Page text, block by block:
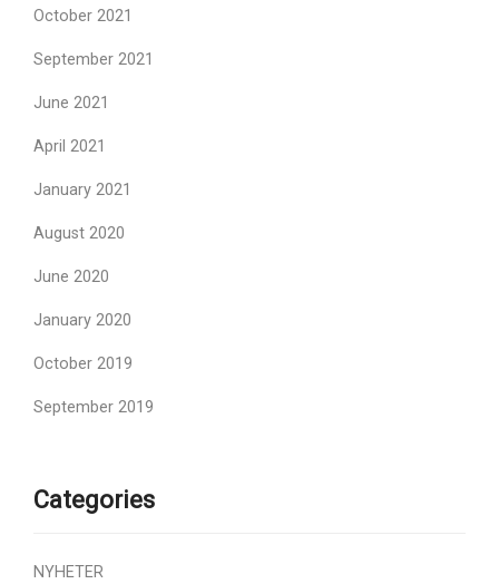
October 2021
September 2021
June 2021
April 2021
January 2021
August 2020
June 2020
January 2020
October 2019
September 2019
Categories
NYHETER